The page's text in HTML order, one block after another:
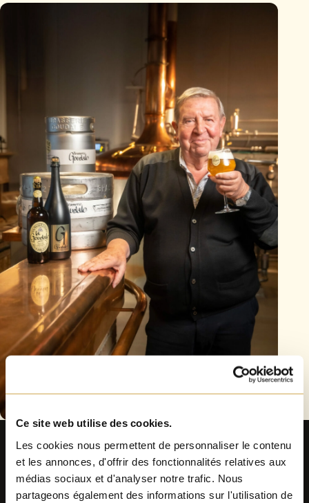
Ce site web utilise des cookies.
Les cookies nous permettent de personnaliser le contenu
et les annonces, d'offrir des fonctionnalités relatives aux
médias sociaux et d'analyser notre trafic. Nous
partageons également des informations sur l'utilisation de
200passionnés
100 ans d'expérience.
Un savoir-faireunique.